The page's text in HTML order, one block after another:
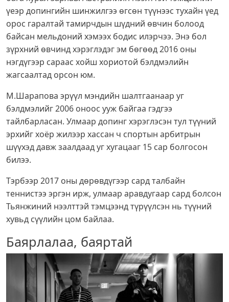
үеэр допингийн шинжилгээ өгсөн түүнээс тухайн үед
орос гаралтай тамирчдын шүдний өвчин болоод
байсан мельдоний хэмээх бодис илэрчээ. Энэ бол
зүрхний өвчинд хэрэглэдэг эм бөгөөд 2016 оны
нэгдүгээр сараас хойш хориотой бэлдмэлийн
жагсаалтад орсон юм.
М.Шарапова эрүүл мэндийн шалтгаанаар уг
бэлдмэлийг 2006 оноос ууж байгаа гэдгээ
тайлбарласан. Улмаар допинг хэрэглэсэн тул түүний
эрхийг хоёр жилээр хассан ч спортын арбитрын
шүүхэд давж заалдаад уг хугацааг 15 сар болгосон
билээ.
Тэрбээр 2017 оны дөрөвдүгээр сард талбайн
теннистээ эргэн ирж, улмаар аравдугаар сард болсон
Тьянжиний нээлттэй тэмцээнд түрүүлсэн нь түүний
хувьд сүүлийн цом байлаа.
Баярлалаа, баяртай